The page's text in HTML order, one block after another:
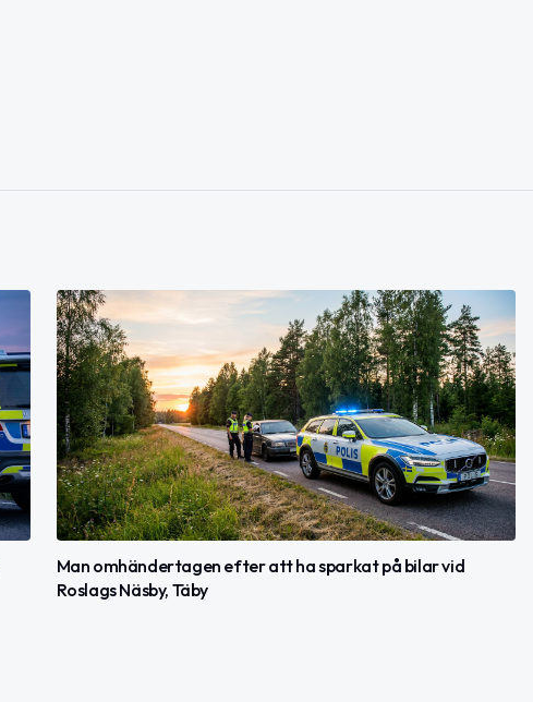
Man omhändertagen efter att ha sparkat på bilar vid
Roslags Näsby, Täby